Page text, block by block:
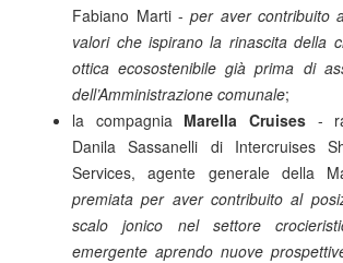
Fabiano Marti -per aver contribuito
valori che ispirano la rinascita della
ottica ecosostenibile già prima di
dell’Amministrazione comunale;
la compagnia Marella Cruises -
Danila Sassanelli di Intercruises
Services, agente generale della
premiata per aver contribuito al
scalo jonico nel settore
emergente aprendo nuove